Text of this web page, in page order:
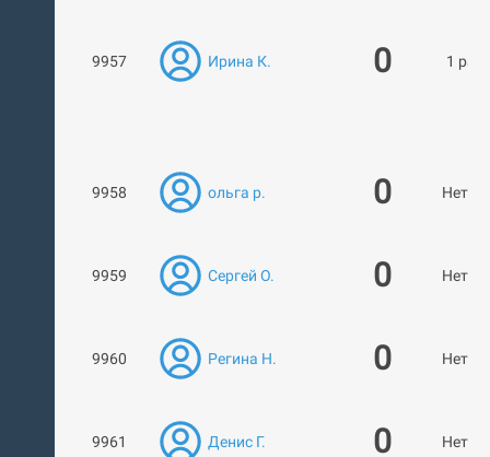
9957 Ирина К. 0 1
9958 ольга р. 0 Нет
9959 Сергей О. 0 Нет
9960 Регина Н. 0 Нет
9961 Денис Г. 0 Нет